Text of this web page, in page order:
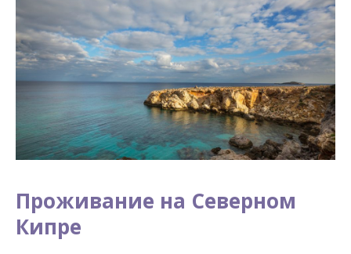
Проживание на Северном
Кипре